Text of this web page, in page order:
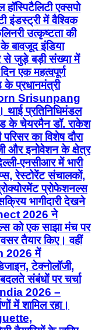
एक्सपो
इंडस्ट्री में वैश्विक
उत्कृष्टता की
बावजूद इंडिया
से जुड़े बड़ी संख्या में
एक महत्वपूर्ण
प्रधानमंत्री
Srisunpang
प्रतिनिधिमंडल
के चेयरमैन डॉ. राकेश
का विशेष दौरा
और इनोवेशन के क्षेत्र
एनसीआर में भारी
रेस्टोरेंट संचालकों,
प्रोफेशनल्स
भागीदारी देखने
2026 ने
को एक साझा मंच पर
तैयार किए। वहीं
2026 में
टेक्नोलॉजी,
संबंधों पर चर्चा
2026 –
में शामिल रहा।